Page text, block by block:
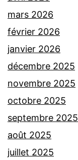
mars 2026
février 2026
janvier 2026
décembre 2025
novembre 2025
octobre 2025
septembre 2025
août 2025
juillet 2025